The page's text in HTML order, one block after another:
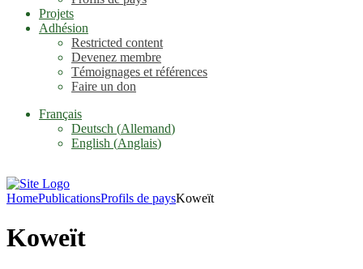
Projets
Adhésion
Restricted content
Devenez membre
Témoignages et références
Faire un don
Français
Deutsch (Allemand)
English (Anglais)
HomePublicationsProfils de paysKoweït
Koweït